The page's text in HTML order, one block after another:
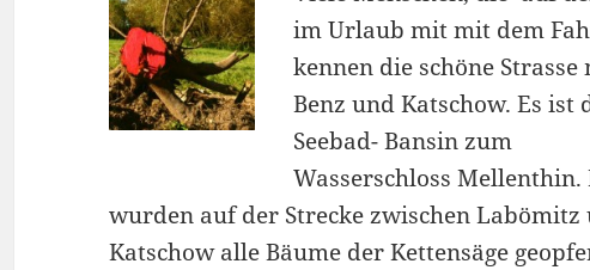
im Urlaub mit mit dem
kennen die schöne
Benz und Katschow. Es ist
Seebad- Bansinzum
Wasserschloss
wurden auf der Strecke zwischen Labömitz
Katschow alle Bäume der Kettensäge